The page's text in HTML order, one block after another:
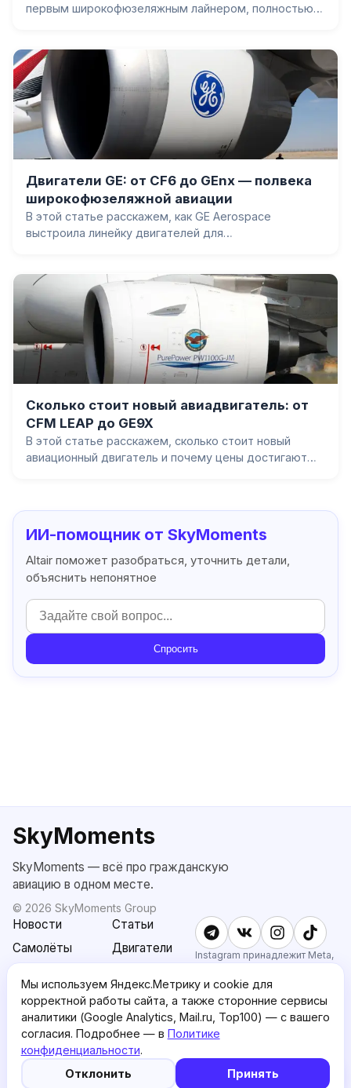
первым широкофюзеляжным лайнером, полностью
двигатель GE90 стал крупнейшим в истории, и
почему 777-300ER вытеснил четырёхдвигательные
самолёты с дальних маршрутов.
Двигатели GE: от CF6 до GEnx — полвека
широкофюзеляжной авиации
В этой статье расскажем, как GE Aerospace
выстроила линейку двигателей для
композитного GEnx на 787 и 747-8.
Сколько стоит новый авиадвигатель: от
CFM LEAP до GE9X
В этой статье расскажем, сколько стоит новый
авиационный двигатель и почему цены достигают
технологиях и послепродажном обслуживании.
ИИ-помощник от SkyMoments
Altair поможет разобраться, уточнить детали,
объяснить непонятное
Спросить
5
SkyMoments
SkyMoments — всё про гражданскую
авиацию в одном месте.
© 2026 SkyMoments Group
Новости
Статьи
Самолёты
Двигатели
AI: Altair
SkyMoments
Pro
О проекте
Пользовательское
соглашение
Политика
English version
Instagram принадлежит Meta,
запрещённой в РФ.
Мы используем Яндекс.Метрику и cookie для
корректной работы сайта, а также сторонние сервисы
аналитики (Google Analytics, Mail.ru, Top100) — с вашего
согласия. Подробнее — в Политике
конфиденциальности.
Отклонить
Принять